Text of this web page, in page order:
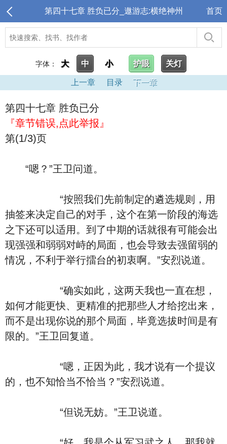
第四十七章 胜负已分_遨游志:横绝神州 首页
字体： 大 中 小 护眼 关灯
上一章 目录 下一章
第四十七章 胜负已分
『章节错误,点此举报』
第(1/3)页
“嗯？”王卫问道。
“按照我们先前制定的遴选规则，用
抽签来决定自己的对手，这个在第一阶段的海选
之下还可以适用。到了中期的话就很有可能会出
现强强和弱弱对峙的局面，也会导致去强留弱的
情况，不利于举行擂台的初衷啊。”安烈说道。
“确实如此，这两天我也一直在想，
如何才能更快、更精准的把那些人才给挖出来，
而不是出现你说的那个局面，毕竟选拔时间是有
限的。”王卫回复道。
“嗯，正因为此，我才说有一个提议
的，也不知恰当不恰当？”安烈说道。
“但说无妨。”王卫说道。